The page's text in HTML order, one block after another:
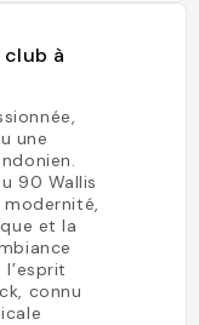
à
une
90 Wallis
et la
connu